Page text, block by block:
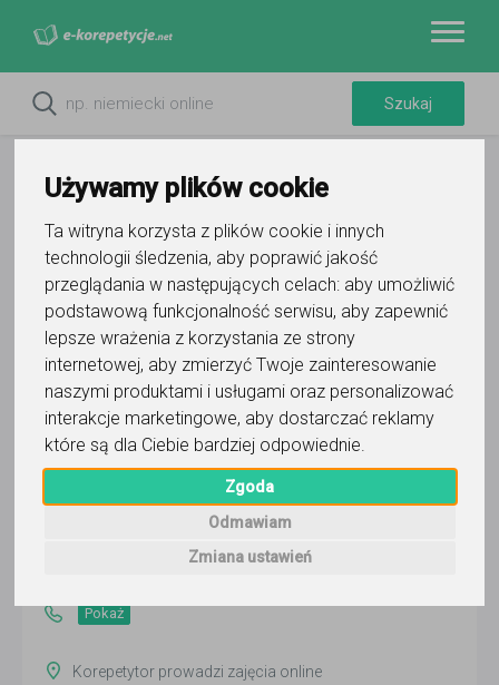
Używamy plików cookie
Ta witryna korzysta z plików cookie i innych
technologii śledzenia, aby poprawić jakość
przeglądania w następujących celach: aby umożliwić
podstawową funkcjonalność serwisu, aby zapewnić
lepsze wrażenia z korzystania ze strony
internetowej, aby zmierzyć Twoje zainteresowanie
naszymi produktami i usługami oraz personalizować
interakcje marketingowe, aby dostarczać reklamy
które są dla Ciebie bardziej odpowiednie
Zgoda
Odmawiam
Zmiana ustawień
Do ulubionych
Oznacz wystąpienie kontaktu
Valeriya Cholach
Wyślij wiadomość
Pokaż
Korepetytor prowadzi zajęcia online